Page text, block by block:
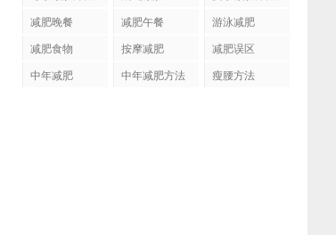
减肥晚餐
减肥午餐
游泳减肥
减肥食物
按摩减肥
减肥误区
中年减肥
中年减肥方法 瘦腰方法